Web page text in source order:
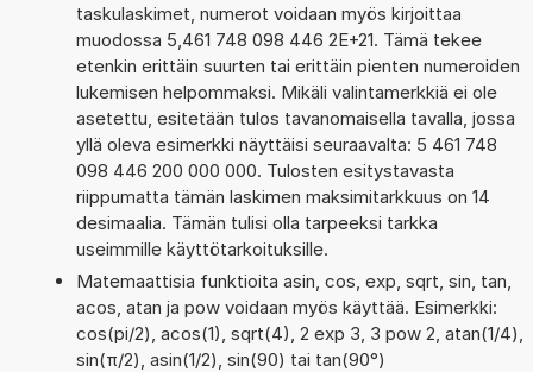
taskulaskimet, numerot voidaan myös kirjoittaa
muodossa 5,461 748 098 446 2E+21. Tämä tekee
etenkin erittäin suurten tai erittäin pienten numeroiden
lukemisen helpommaksi. Mikäli valintamerkkiä ei ole
asetettu, esitetään tulos tavanomaisella tavalla, jossa
yllä oleva esimerkki näyttäisi seuraavalta: 5 461 748
098 446 200 000 000. Tulosten esitystavasta
riippumatta tämän laskimen maksimitarkkuus on 14
desimaalia. Tämän tulisi olla tarpeeksi tarkka
useimmille käyttötarkoituksille.
Matemaattisia funktioita asin, cos, exp, sqrt, sin, tan,
acos, atan ja pow voidaan myös käyttää. Esimerkki:
cos(pi/2), acos(1), sqrt(4), 2 exp 3, 3 pow 2, atan(1/4),
sin(π/2), asin(1/2), sin(90) tai tan(90°)